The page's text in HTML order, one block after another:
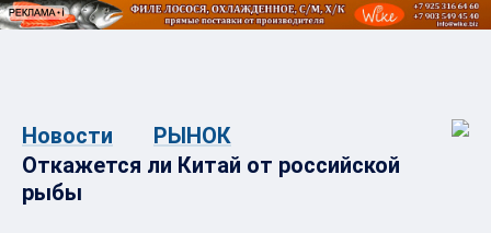
Новости
РЫНОК
Откажется ли Китай от российской
рыбы